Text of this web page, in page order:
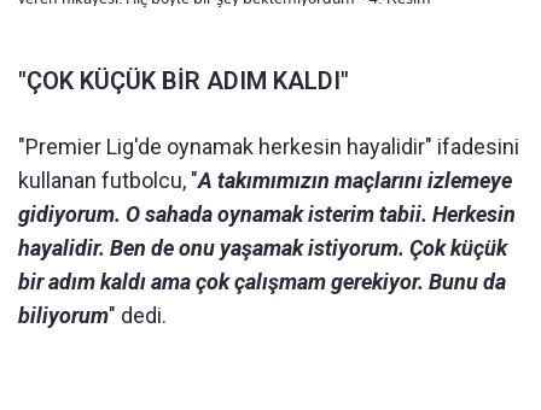
"ÇOK KÜÇÜK BİR ADIM KALDI"
"Premier Lig'de oynamak herkesin hayalidir" ifadesini
kullanan futbolcu, "A takımımızın maçlarını izlemeye
gidiyorum. O sahada oynamak isterim tabii. Herkesin
hayalidir. Ben de onu yaşamak istiyorum. Çok küçük
bir adım kaldı ama çok çalışmam gerekiyor. Bunu da
biliyorum" dedi.